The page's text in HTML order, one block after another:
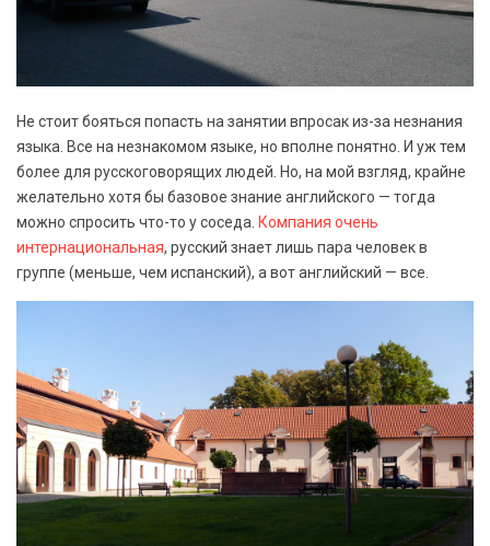
Не стоит бояться попасть на занятии впросак из-за незнания
языка. Все на незнакомом языке, но вполне понятно. И уж тем
более для русскоговорящих людей. Но, на мой взгляд, крайне
желательно хотя бы базовое знание английского — тогда
можно спросить что-то у соседа. Компания очень
интернациональная, русский знает лишь пара человек в
группе (меньше, чем испанский), а вот английский — все.